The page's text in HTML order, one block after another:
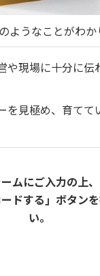
ようなことがわか
や現場に十分に伝
を見極め、育てて
ムにご入力の上、
ードする」ボタン
い。